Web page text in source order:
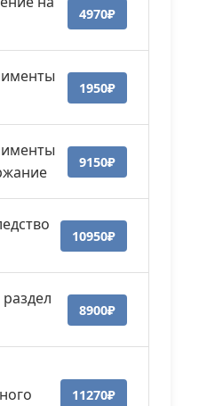
4970₽
1950₽
9150₽
10950₽
8900₽
11270₽